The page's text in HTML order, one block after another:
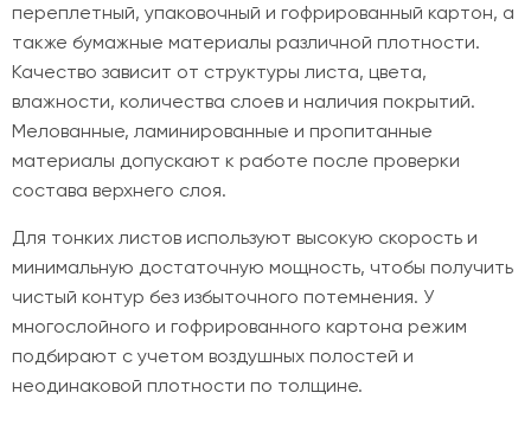
переплетный, упаковочный и гофрированный картон, а
также бумажные материалы различной плотности.
Качество зависит от структуры листа, цвета,
влажности, количества слоев и наличия покрытий.
Мелованные, ламинированные и пропитанные
материалы допускают к работе после проверки
состава верхнего слоя.
Для тонких листов используют высокую скорость и
минимальную достаточную мощность, чтобы получить
чистый контур без избыточного потемнения. У
многослойного и гофрированного картона режим
подбирают с учетом воздушных полостей и
неодинаковой плотности по толщине.